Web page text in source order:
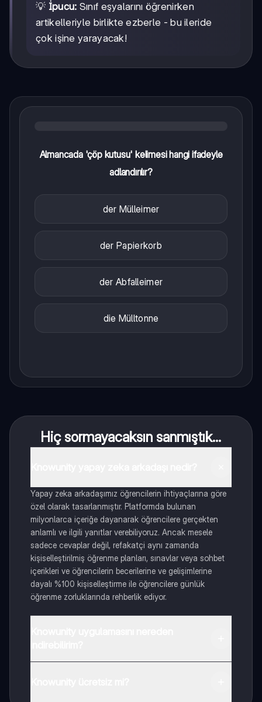
💡 İpucu: Sınıf eşyalarını öğrenirken
artikelleriyle birlikte ezberle - bu ileride
çok işine yarayacak!
Almancada 'çöp kutusu' kelimesi hangi ifadeyle
adlandırılır?
der Mülleimer
der Papierkorb
der Abfalleimer
die Mülltonne
Hiç sormayacaksın sanmıştık...
Yapay zeka arkadaşımız öğrencilerin ihtiyaçlarına göre
özel olarak tasarlanmıştır. Platformda bulunan
milyonlarca içeriğe dayanarak öğrencilere gerçekten
anlamlı ve ilgili yanıtlar verebiliyoruz. Ancak mesele
sadece cevaplar değil, refakatçi aynı zamanda
kişiselleştirilmiş öğrenme planları, sınavlar veya sohbet
içerikleri ve öğrencilerin becerilerine ve gelişimlerine
dayalı %100 kişiselleştirme ile öğrencilere günlük
öğrenme zorluklarında rehberlik ediyor.